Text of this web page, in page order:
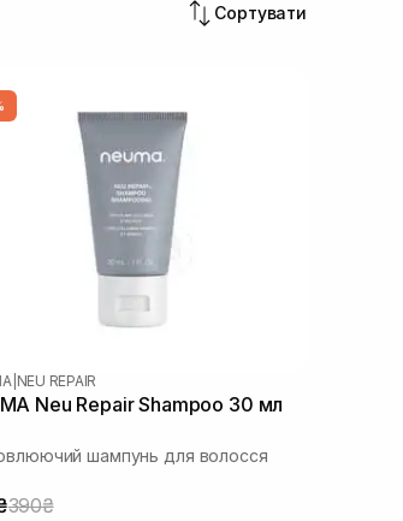
Сортувати
NEU REPAIR
Neu Repair Shampoo 30 мл
шампунь для волосся
390₴